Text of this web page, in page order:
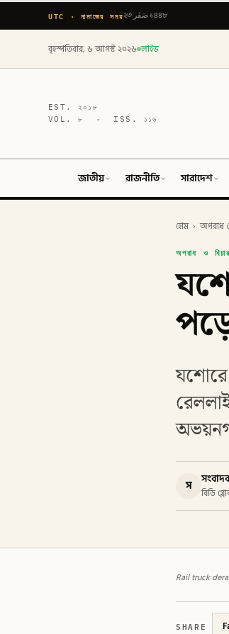
UTC · নামাজের সময় ২৩ صَفَر ১৪৪৮
বৃহস্পতিবার, ৬ আগস্ট ২০২৬ লাইভ
EST.২০১৮
VOL.৮ · ISS. ১১৬
জাতীয় রাজনীতি সারাদেশ
হোম › অপরাধ
অপরাধ ও বিচার
যশোরে
স বিডি
Rail truck
SHARE